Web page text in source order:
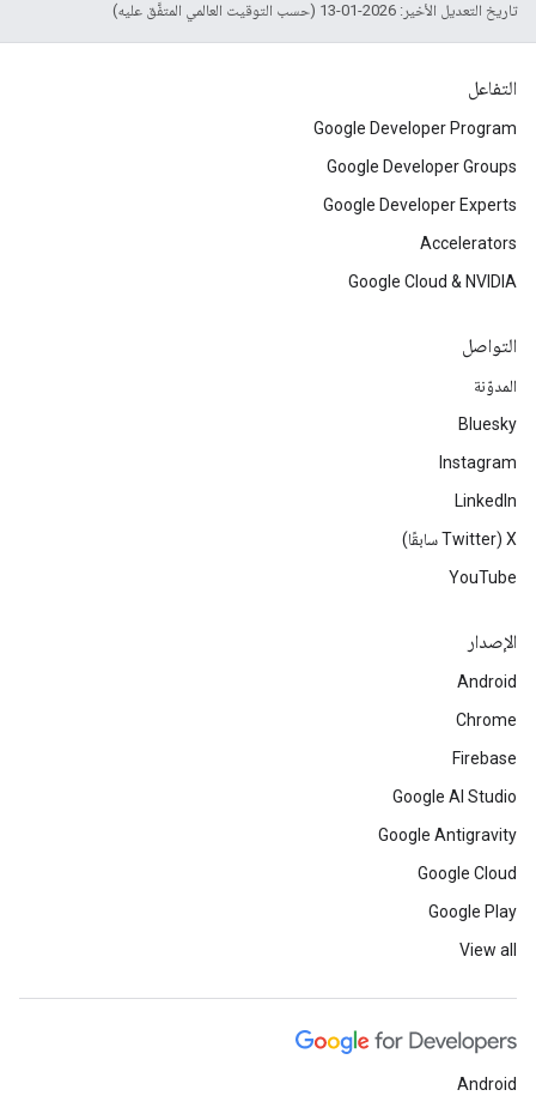
تاريخ التعديل الأخير: 2026-01-13 (حسب التوقيت العالمي المتفَّق عليه)
التفاعل
Google Developer Program
Google Developer Groups
Google Developer Experts
Accelerators
Google Cloud & NVIDIA
التواصل
المدوّنة
Bluesky
Instagram
LinkedIn
‫X ‏(Twitter سابقًا)
YouTube
الإصدار
Android
Chrome
Firebase
Google AI Studio
Google Antigravity
Google Cloud
Google Play
View all
Android